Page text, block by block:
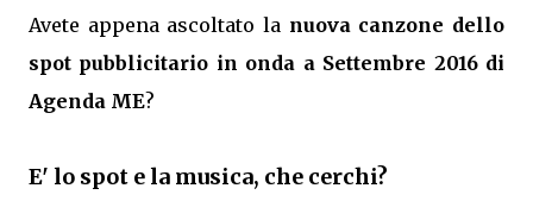
Avete appena ascoltato la nuova canzone dello
spot pubblicitario in onda a Settembre 2016 di
Agenda ME?
E' lo spot e la musica, che cerchi?